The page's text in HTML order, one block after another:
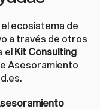
el ecosistema de
a través de otros
el Kit Consulting
Asesoramiento